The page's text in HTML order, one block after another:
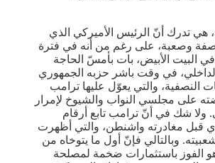
هي تدرك أنّ الرئيس الأميركي الذي
وصعبة، على رغم من أنه في فترة
البيت الأبيض، بات بأمسّ الحاجة
الداخلي، في وقت باشر حزبه الجمهوري
النصفية، والتي يعوّل عليها ترامب
على مجلسي النواب والشيوخ لإمرار
ولا شك في أنّ ترامب تابع أرقام
قبل مغادرته واشنطن، والتي أظهرت
وبالتالي فإنّ أول ما يتوخاه من
هو الفوز باستثمارات ضخمة لمصلحة